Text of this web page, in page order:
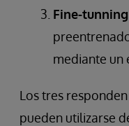
Fine-tunning
mediante un
Los tres
pueden utilizarse